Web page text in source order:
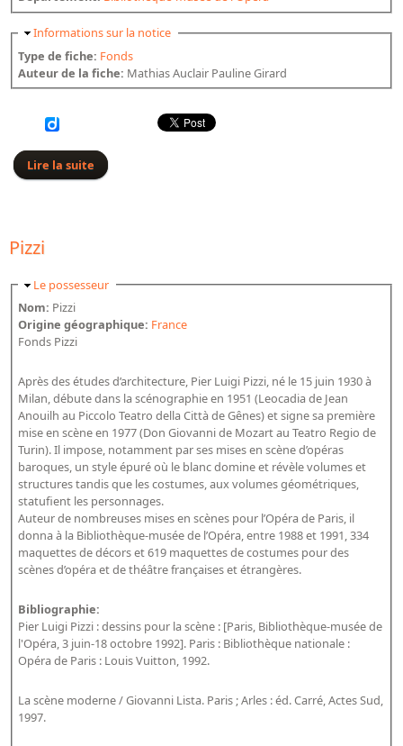
Masquer
Informations sur la notice
Type de fiche: Fonds
Auteur de la fiche: Mathias Auclair Pauline Girard
Lire la suite de Rémy
Pizzi
Masquer
Le possesseur
Nom: Pizzi
Origine géographique: France
Fonds Pizzi
Après des études d’architecture, Pier Luigi Pizzi, né le 15 juin 1930 à
Milan, débute dans la scénographie en 1951 (Leocadia de Jean
Anouilh au Piccolo Teatro della Città de Gênes) et signe sa première
mise en scène en 1977 (Don Giovanni de Mozart au Teatro Regio de
Turin). Il impose, notamment par ses mises en scène d’opéras
baroques, un style épuré où le blanc domine et révèle volumes et
structures tandis que les costumes, aux volumes géométriques,
statufient les personnages.
Auteur de nombreuses mises en scènes pour l’Opéra de Paris, il
donna à la Bibliothèque-musée de l’Opéra, entre 1988 et 1991, 334
maquettes de décors et 619 maquettes de costumes pour des
scènes d’opéra et de théâtre françaises et étrangères.
Bibliographie:
Pier Luigi Pizzi : dessins pour la scène : [Paris, Bibliothèque-musée de
l'Opéra, 3 juin-18 octobre 1992]. Paris : Bibliothèque nationale :
Opéra de Paris : Louis Vuitton, 1992.
La scène moderne / Giovanni Lista. Paris ; Arles : éd. Carré, Actes Sud,
1997.